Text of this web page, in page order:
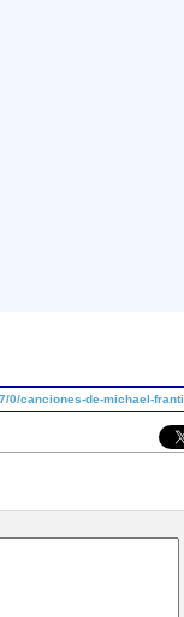
0/canciones-de-michael-franti